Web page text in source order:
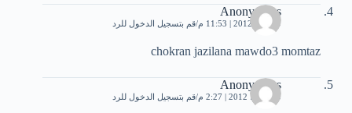
Anonymous
9 يونيو، 2012 | 11:53 م قم بتسجيل الدخول للرد
chokran jazilana mawdo3 momtaz
Anonymous
10 يونيو، 2012 | 2:27 م قم بتسجيل الدخول للرد